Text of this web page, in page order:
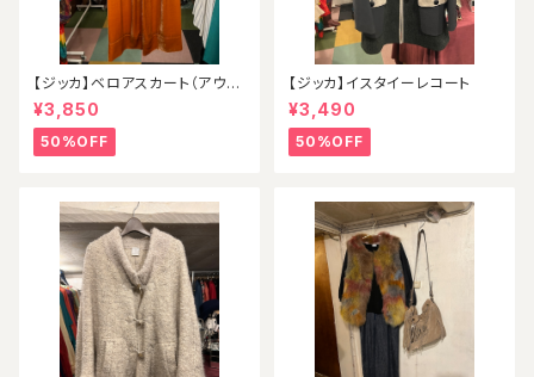
【ジッカ】ベロアスカート（アウト
レット）
¥3,850
50%OFF
【ジッカ】イスタイーレコート
¥3,490
50%OFF